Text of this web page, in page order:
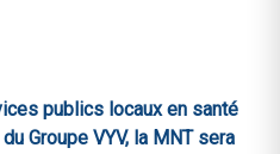
publics locaux en santé
Groupe VYV, la MNT sera